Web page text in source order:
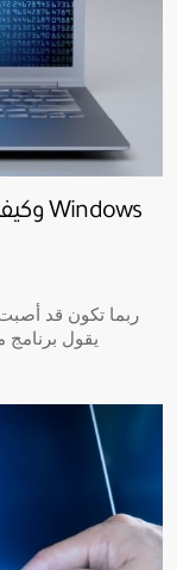
ربما تكون قد
يقول